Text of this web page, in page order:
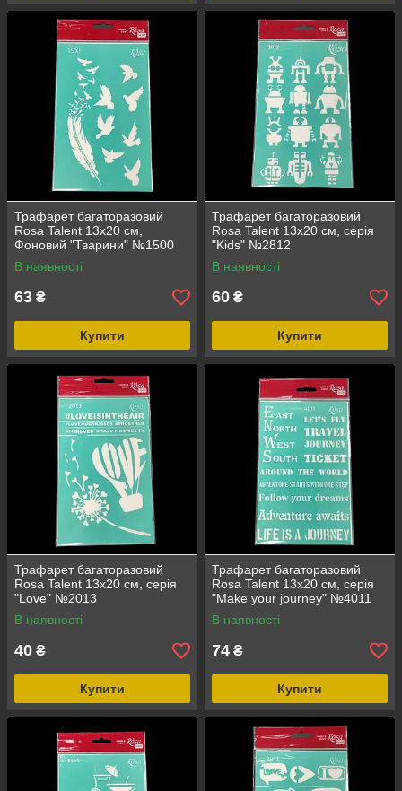
Трафарет багаторазовий
Rosa Talent 13х20 см,
Фоновий "Тварини" №1500
В наявності
63 ₴
Купити
Трафарет багаторазовий
Rosa Talent 13х20 см, серія
"Kids" №2812
В наявності
60 ₴
Купити
Трафарет багаторазовий
Rosa Talent 13х20 см, серія
"Love" №2013
В наявності
40 ₴
Купити
Трафарет багаторазовий
Rosa Talent 13х20 см, серія
"Make your journey" №4011
В наявності
74 ₴
Купити